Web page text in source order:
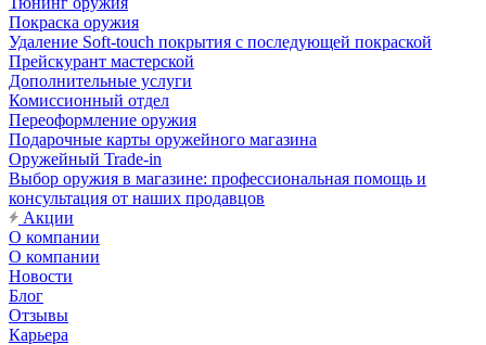
Покраска оружия
Удаление Soft-touch покрытия с последующей покраской
Прейскурант мастерской
Дополнительные услуги
Комиссионный отдел
Переоформление оружия
Подарочные карты оружейного магазина
Оружейный Trade-in
Выбор оружия в магазине: профессиональная помощь и
консультация от наших продавцов
Акции
О компании
О компании
Новости
Блог
Отзывы
Карьера